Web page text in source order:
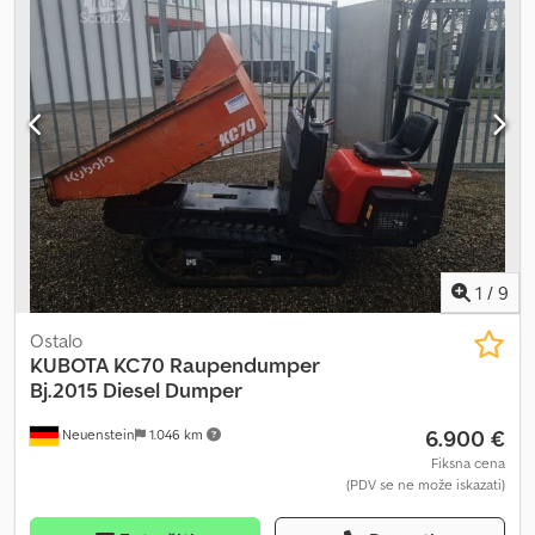
bager koji radi upravo ono što treba: * Radi – pouzdano i efikasno
ZAKAŽITE TERMIN ODMAH telefonom ili putem WhatsApp-a!
1 / 9
Neuenstein 1.046 km
Ostalo
KUBOTA KC70 Raupendumper
Bj.2015 Diesel Dumper
6.900 €
Fiksna cena
(PDV se ne može iskazati)